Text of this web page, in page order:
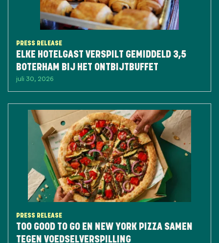
PRESS RELEASE
ELKE HOTELGAST VERSPILT GEMIDDELD 3,5
BOTERHAM BIJ HET ONTBIJTBUFFET
juli 30, 2026
PRESS RELEASE
TOO GOOD TO GO EN NEW YORK PIZZA SAMEN
TEGEN VOEDSELVERSPILLING